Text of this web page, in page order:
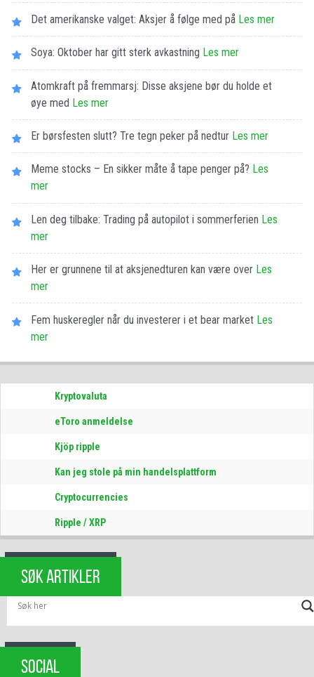
Det amerikanske valget: Aksjer å følge med på Les​ ​mer
Soya: Oktober har gitt sterk avkastning Les​ ​mer
Atomkraft på fremmarsj: Disse aksjene bør du holde et
øye med Les​ ​mer
Er børsfesten slutt? Tre tegn peker på nedtur Les​ ​mer
Meme stocks – En sikker måte å tape penger på? Les​ ​
mer
Len deg tilbake: Trading på autopilot i sommerferien Les​ ​
mer
Her er grunnene til at aksjenedturen kan være over Les​ ​
mer
Fem huskeregler når du investerer i et bear market Les​ ​
mer
Kryptovaluta
eToro anmeldelse
Kjöp ripple
Kan jeg stole på min handelsplattform
Cryptocurrencies
Ripple / XRP
SØK ARTIKLER
SOCIAL